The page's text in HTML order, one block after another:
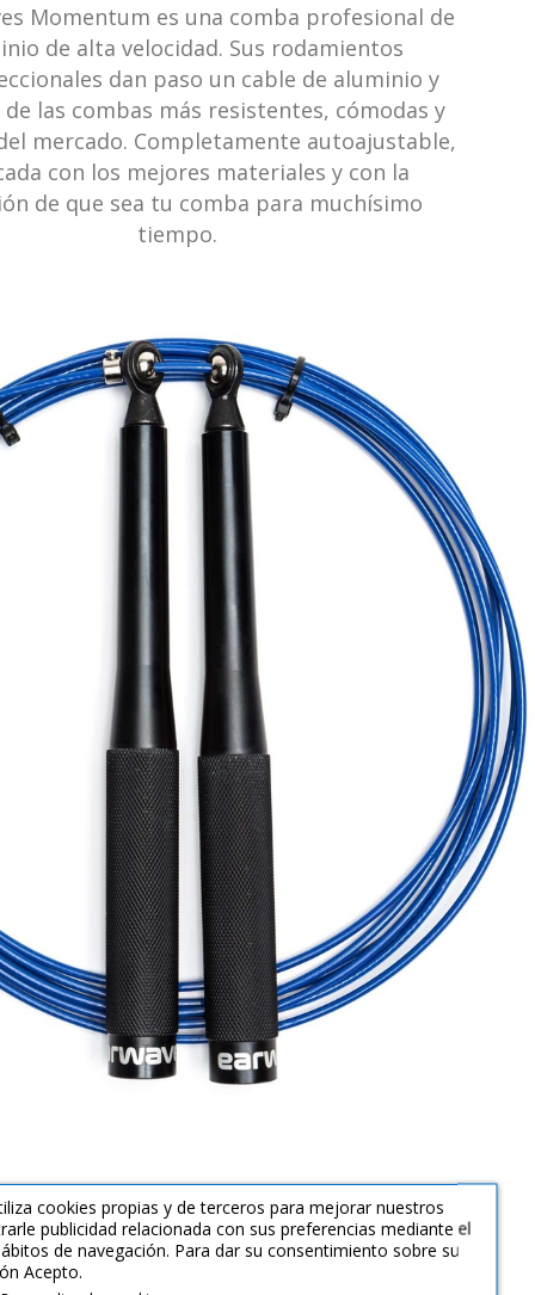
Momentum es una comba profesional de
de alta velocidad. Sus rodamientos
dan paso un cable de aluminio y
de las combas más resistentes, cómodas y
mercado. Completamente autoajustable,
con los mejores materiales y con la
de que sea tu comba para muchísimo
tiempo.
cookies propias y de terceros para mejorar nuestros
publicidad relacionada con sus preferencias mediante el
de navegación. Para dar su consentimiento sobre su
Acepto.